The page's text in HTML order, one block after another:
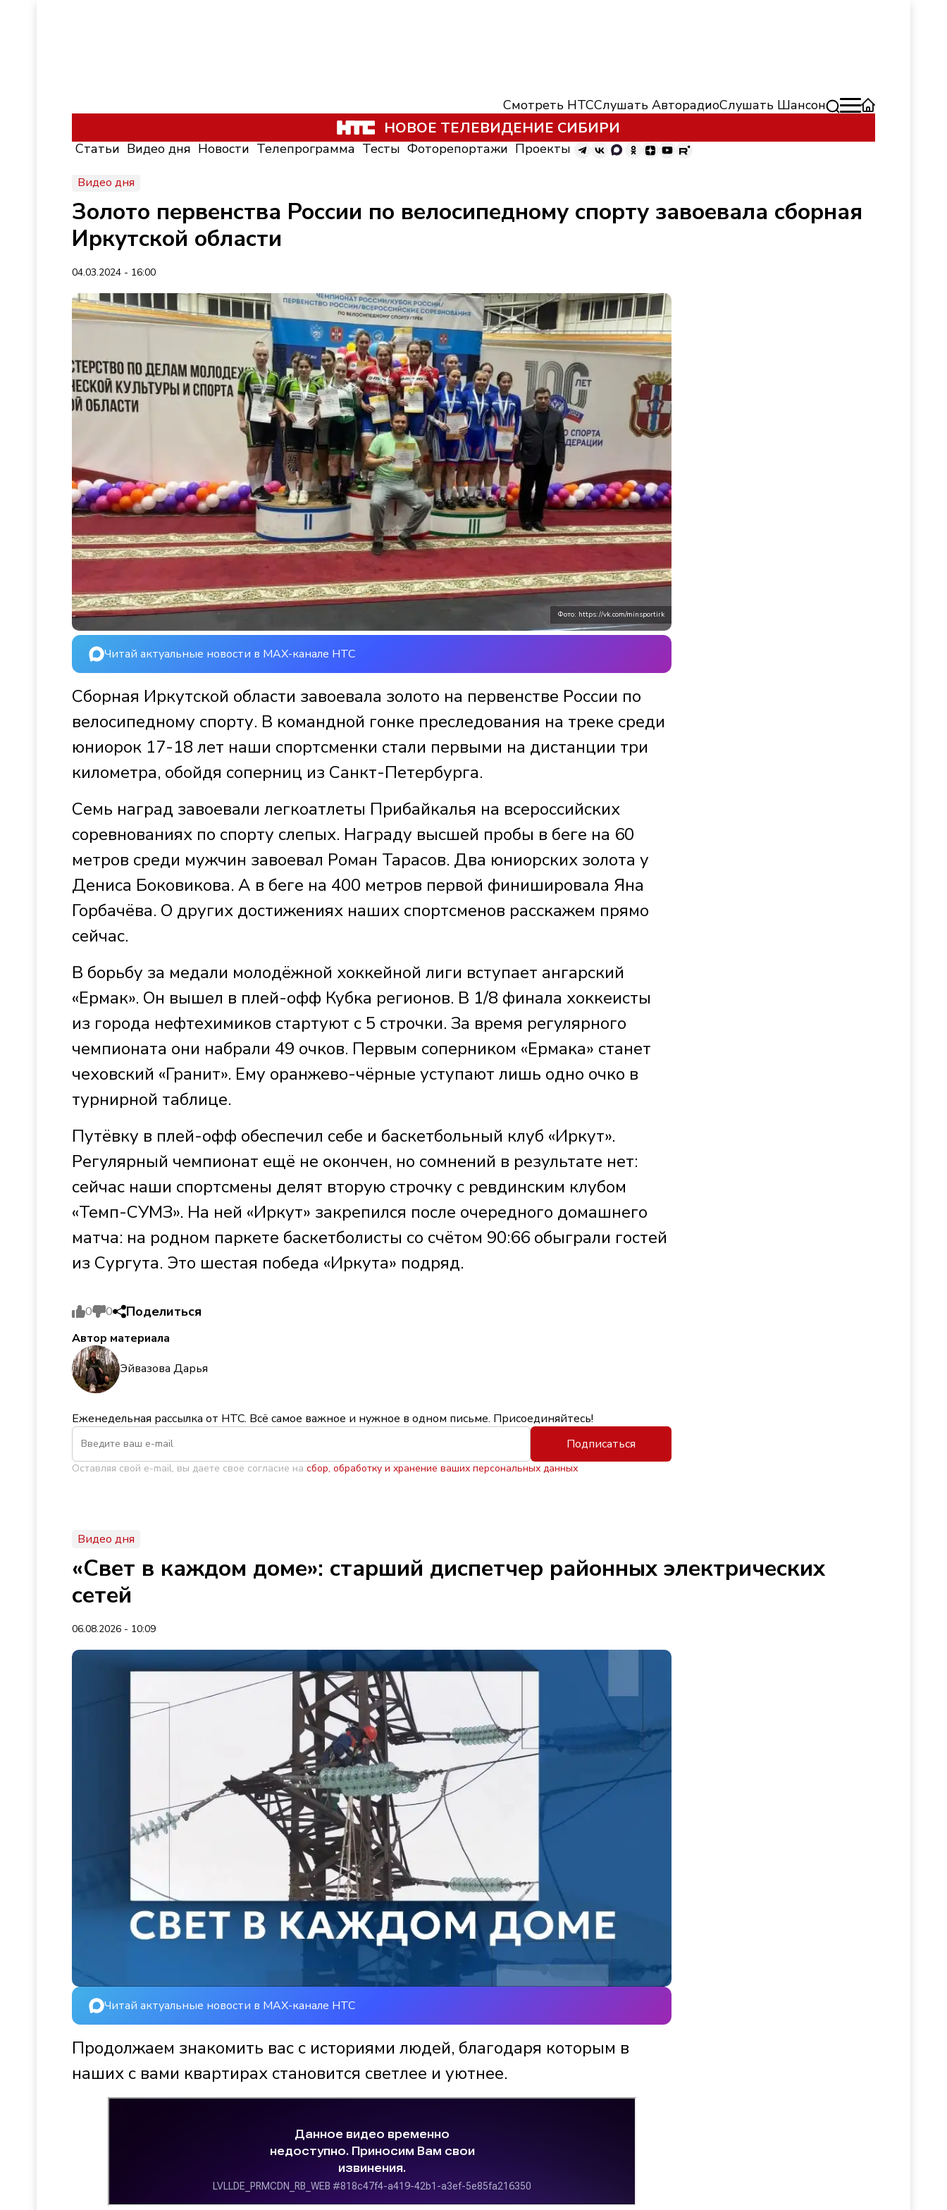
Смотреть НТССлушать АвторадиоСлушать Шансон
НОВОЕ ТЕЛЕВИДЕНИЕ СИБИРИ
Статьи Видео дня Новости Телепрограмма Тесты Фоторепортажи Проекты
Видео дня
Золото первенства России по велосипедному спорту завоевала сборная
Иркутской области
04.03.2024 - 16:00
Фото: https://vk.com/minsportirk
Читай актуальные новости в MAX-канале НТС
Сборная Иркутской области завоевала золото на первенстве России по
велосипедному спорту. В командной гонке преследования на треке среди
юниорок 17-18 лет наши спортсменки стали первыми на дистанции три
километра, обойдя соперниц из Санкт-Петербурга.
Семь наград завоевали легкоатлеты Прибайкалья на всероссийских
соревнованиях по спорту слепых. Награду высшей пробы в беге на 60
метров среди мужчин завоевал Роман Тарасов. Два юниорских золота у
Дениса Боковикова. А в беге на 400 метров первой финишировала Яна
Горбачёва. О других достижениях наших спортсменов расскажем прямо
сейчас.
В борьбу за медали молодёжной хоккейной лиги вступает ангарский
«Ермак». Он вышел в плей-офф Кубка регионов. В 1/8 финала хоккеисты
из города нефтехимиков стартуют с 5 строчки. За время регулярного
чемпионата они набрали 49 очков. Первым соперником «Ермака» станет
чеховский «Гранит». Ему оранжево-чёрные уступают лишь одно очко в
турнирной таблице.
Путёвку в плей-офф обеспечил себе и баскетбольный клуб «Иркут».
Регулярный чемпионат ещё не окончен, но сомнений в результате нет:
сейчас наши спортсмены делят вторую строчку с ревдинским клубом
«Темп-СУМЗ». На ней «Иркут» закрепился после очередного домашнего
матча: на родном паркете баскетболисты со счётом 90:66 обыграли гостей
из Сургута. Это шестая победа «Иркута» подряд.
0 0 Поделиться
Автор материала
Эйвазова Дарья
Еженедельная рассылка от НТС. Всё самое важное и нужное в одном письме. Присоединяйтесь!
Подписаться
Оставляя свой e-mail, вы даете свое согласие на сбор, обработку и хранение ваших персональных данных
Видео дня
«Свет в каждом доме»: старший диспетчер районных электрических
сетей
06.08.2026 - 10:09
Читай актуальные новости в MAX-канале НТС
Продолжаем знакомить вас с историями людей, благодаря которым в
наших с вами квартирах становится светлее и уютнее.